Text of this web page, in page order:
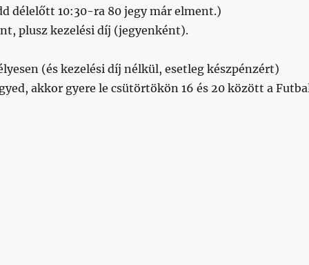
délelőtt 10:30-ra 80 jegy már elment.)
plusz kezelési díj (jegyenként).
(és kezelési díj nélkül, esetleg készpénzért)
akkor gyere le csütörtökön 16 és 20 között a
03/11”